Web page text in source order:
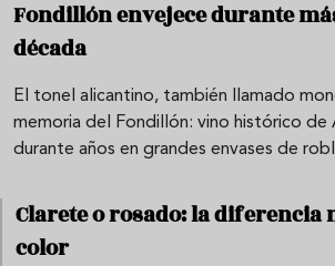
Fondillón envejece durante
década
El tonel alicantino, también llamado
memoria del Fondillón: vino histórico de
durante años en grandes envases de
Clarete o rosado: la diferencia
color